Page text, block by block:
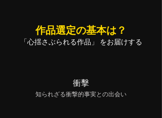
​作品選定の基本は？
「心揺さぶられる作品」 をお届けする
衝擊
知られざる衝撃的事実との出会い